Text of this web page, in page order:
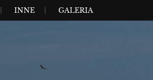
INNE GALERIA